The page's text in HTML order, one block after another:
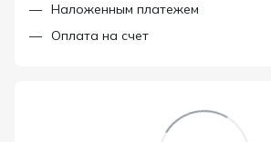
Наложенным платежем
Оплата на счет